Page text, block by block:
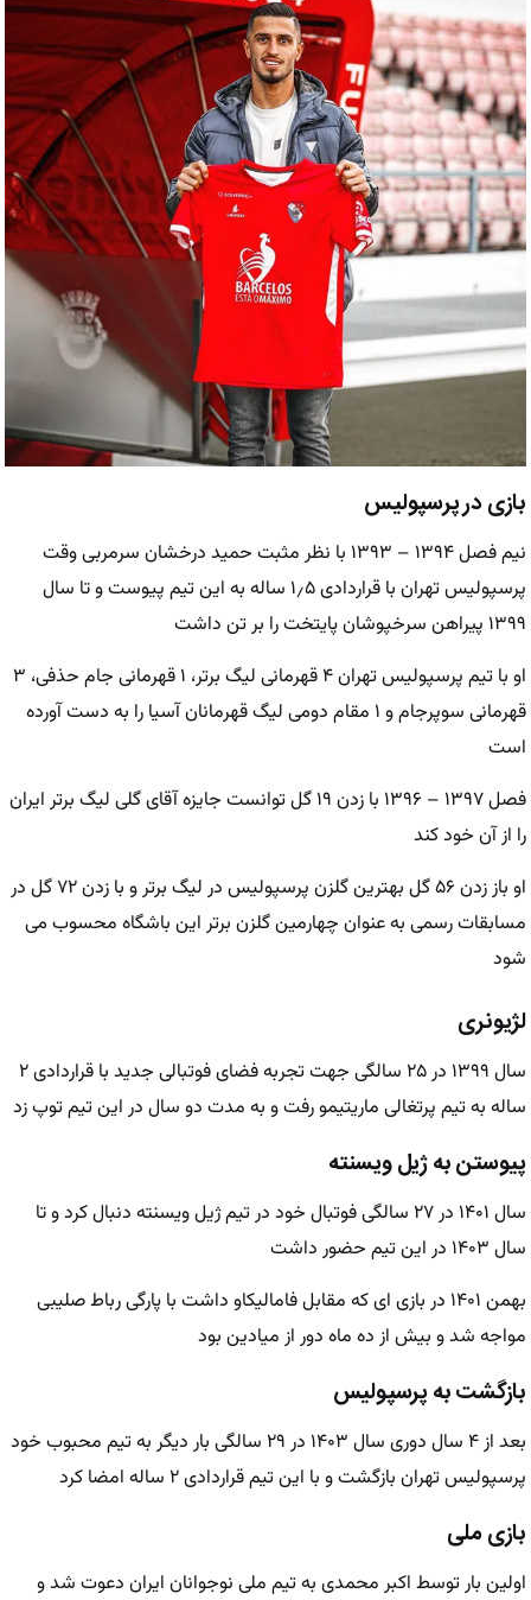
بازی در پرسپولیس
نیم فصل ۱۳۹۴ – ۱۳۹۳ با نظر مثبت حمید درخشان سرمربی وقت
پرسپولیس تهران با قراردادی ۱٫۵ ساله به این تیم پیوست و تا سال
۱۳۹۹ پیراهن سرخپوشان پایتخت را بر تن داشت
او با تیم پرسپولیس تهران ۴ قهرمانی لیگ برتر، ۱ قهرمانی جام حذفی، ۳
قهرمانی سوپرجام و ۱ مقام دومی لیگ قهرمانان آسیا را به دست آورده
است
فصل ۱۳۹۷ – ۱۳۹۶ با زدن ۱۹ گل توانست جایزه آقای گلی لیگ برتر ایران
را از آن خود کند
او باز زدن ۵۶ گل بهترین گلزن پرسپولیس در لیگ برتر و با زدن ۷۲ گل در
مسابقات رسمی به عنوان چهارمین گلزن برتر این باشگاه محسوب می
شود
لژیونری
سال ۱۳۹۹ در ۲۵ سالگی جهت تجربه فضای فوتبالی جدید با قراردادی ۲
ساله به تیم پرتغالی ماریتیمو رفت و به مدت دو سال در این تیم توپ زد
پیوستن به ژیل ویسنته
سال ۱۴۰۱ در ۲۷ سالگی فوتبال خود در تیم ژیل ویسنته دنبال کرد و تا
سال ۱۴۰۳ در این تیم حضور داشت
بهمن ۱۴۰۱ در بازی ای که مقابل فامالیکاو داشت با پارگی رباط صلیبی
مواجه شد و بیش از ده ماه دور از میادین بود
بازگشت به پرسپولیس
بعد از ۴ سال دوری سال ۱۴۰۳ در ۲۹ سالگی بار دیگر به تیم محبوب خود
پرسپولیس تهران بازگشت و با این تیم قراردادی ۲ ساله امضا کرد
بازی ملی
اولین بار توسط اکبر محمدی به تیم ملی نوجوانان ایران دعوت شد و